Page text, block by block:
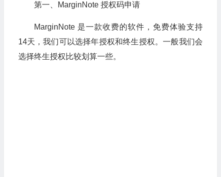
第一、MarginNote 授权码申请
MarginNote 是一款收费的软件，免费体验支持
14天，我们可以选择年授权和终生授权。一般我们会
选择终生授权比较划算一些。